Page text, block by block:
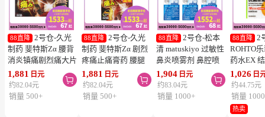
88直降 2号仓-久光
制药 斐特斯Zα 腰背
消炎镇痛剧烈痛大片
膏药贴 温感
10×14cm 7贴【第2
类医药品】
1,881 日元
约82.04元

销量 500+
88直降
2号仓-久光
制药 斐特斯Zα 剧烈
疼痛止痛膏药 腰腿
疼痛 温感 7×10cm
14贴【第2类医药
品】
1,881 日元
约82.04元

销量 500+
88直降 2号仓-松本
清 matuskiyo 过敏性
鼻炎喷雾剂 鼻腔喷
雾 缓解鼻塞流涕
30ml【第2类医药
品】 3个装
1,904 日元
约83.04元

销量 1000+
88直降
2
ROHTO
药水EX
药水
【第2类
【寒冷地
冻结】
1,026 日
约44.75元
销量
热卖